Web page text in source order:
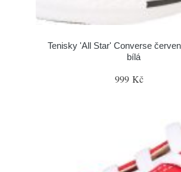
Tenisky 'All Star' Converse
bílá
999 Kč